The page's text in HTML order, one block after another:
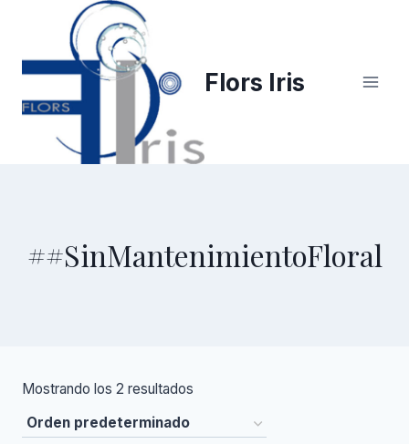
contenido
Flors Iris
##SinMantenimientoFloral
Mostrando los 2 resultados